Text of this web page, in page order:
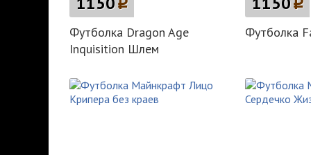
Футболка Dragon Age
Inquisition Шлем
Футболка